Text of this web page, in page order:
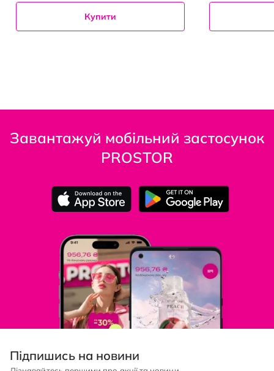
Купити
Завантажуй мобільний застосунок
PROSTOR
Підпишись на новини